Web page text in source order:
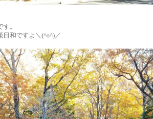
。
日和ですよ＼(^o^)／